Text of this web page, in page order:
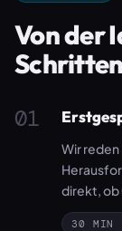
Von der
Schritten
01
Wir reden
direkt, ob
30 MIN